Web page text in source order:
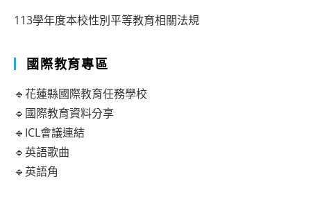
113學年度本校性別平等教育相關法規
國際教育專區
🔹花蓮縣國際教育任務學校
🔹國際教育資料分享
🔹ICL會議連結
🔹英語歌曲
🔹英語角